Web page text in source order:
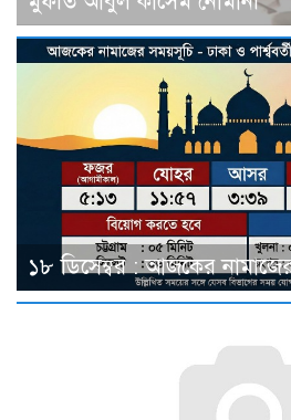
১৮ ডিসেম্বর : আজকের